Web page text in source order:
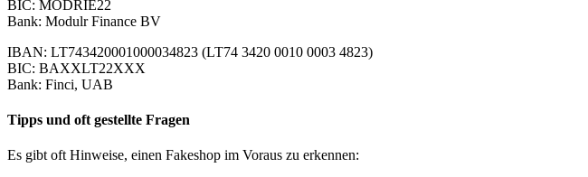
BIC: MODRIE22
Bank: Modulr Finance BV
IBAN: LT743420001000034823 (LT74 3420 0010 0003 4823)
BIC: BAXXLT22XXX
Bank: Finci, UAB
Tipps und oft gestellte Fragen
Es gibt oft Hinweise, einen Fakeshop im Voraus zu erkennen: